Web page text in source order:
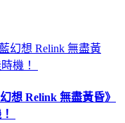
想 Relink 無盡黃昏》